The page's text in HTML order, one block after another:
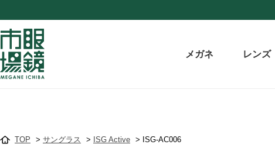
メガネ レンズ
TOP > サングラス > ISG Active > ISG-AC006